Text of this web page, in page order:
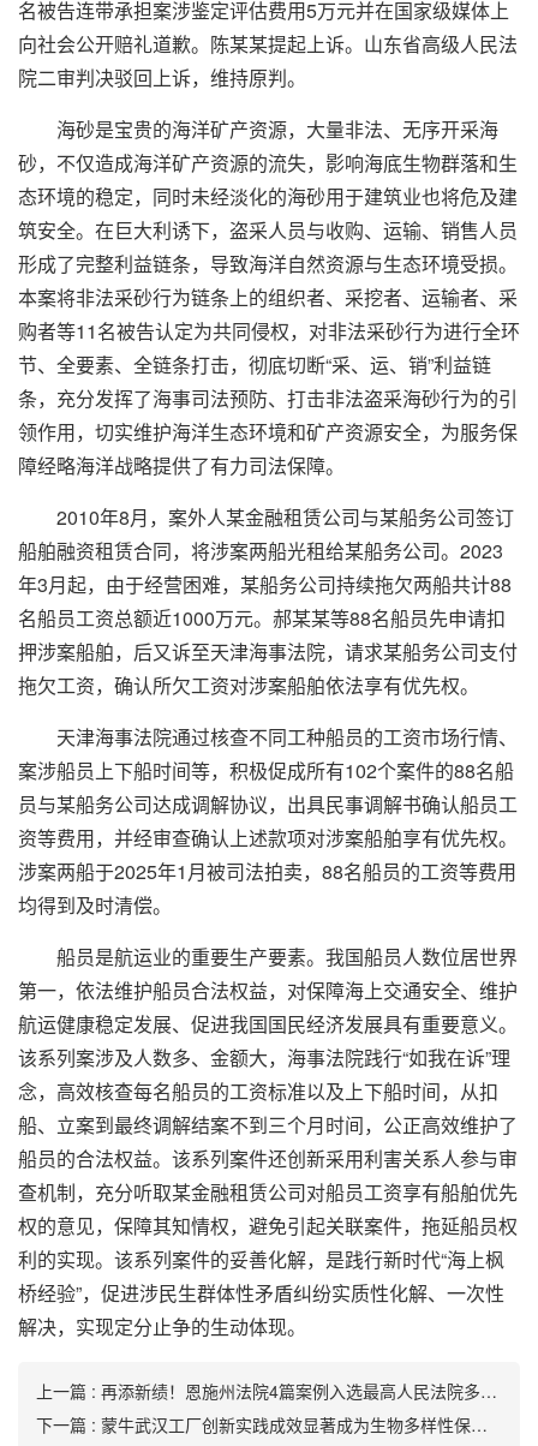
名被告连带承担案涉鉴定评估费用5万元并在国家级媒体上
向社会公开赔礼道歉。陈某某提起上诉。山东省高级人民法
院二审判决驳回上诉，维持原判。
海砂是宝贵的海洋矿产资源，大量非法、无序开采海
砂，不仅造成海洋矿产资源的流失，影响海底生物群落和生
态环境的稳定，同时未经淡化的海砂用于建筑业也将危及建
筑安全。在巨大利诱下，盗采人员与收购、运输、销售人员
形成了完整利益链条，导致海洋自然资源与生态环境受损。
本案将非法采砂行为链条上的组织者、采挖者、运输者、采
购者等11名被告认定为共同侵权，对非法采砂行为进行全环
节、全要素、全链条打击，彻底切断“采、运、销”利益链
条，充分发挥了海事司法预防、打击非法盗采海砂行为的引
领作用，切实维护海洋生态环境和矿产资源安全，为服务保
障经略海洋战略提供了有力司法保障。
2010年8月，案外人某金融租赁公司与某船务公司签订
船舶融资租赁合同，将涉案两船光租给某船务公司。2023
年3月起，由于经营困难，某船务公司持续拖欠两船共计88
名船员工资总额近1000万元。郝某某等88名船员先申请扣
押涉案船舶，后又诉至天津海事法院，请求某船务公司支付
拖欠工资，确认所欠工资对涉案船舶依法享有优先权。
天津海事法院通过核查不同工种船员的工资市场行情、
案涉船员上下船时间等，积极促成所有102个案件的88名船
员与某船务公司达成调解协议，出具民事调解书确认船员工
资等费用，并经审查确认上述款项对涉案船舶享有优先权。
涉案两船于2025年1月被司法拍卖，88名船员的工资等费用
均得到及时清偿。
船员是航运业的重要生产要素。我国船员人数位居世界
第一，依法维护船员合法权益，对保障海上交通安全、维护
航运健康稳定发展、促进我国国民经济发展具有重要意义。
该系列案涉及人数多、金额大，海事法院践行“如我在诉”理
念，高效核查每名船员的工资标准以及上下船时间，从扣
船、立案到最终调解结案不到三个月时间，公正高效维护了
船员的合法权益。该系列案件还创新采用利害关系人参与审
查机制，充分听取某金融租赁公司对船员工资享有船舶优先
权的意见，保障其知情权，避免引起关联案件，拖延船员权
利的实现。该系列案件的妥善化解，是践行新时代“海上枫
桥经验”，促进涉民生群体性矛盾纠纷实质性化解、一次性
解决，实现定分止争的生动体现。
上一篇 : 再添新绩！恩施州法院4篇案例入选最高人民法院多元解纷案例库
下一篇 : 蒙牛武汉工厂创新实践成效显著成为生物多样性保护示范案例